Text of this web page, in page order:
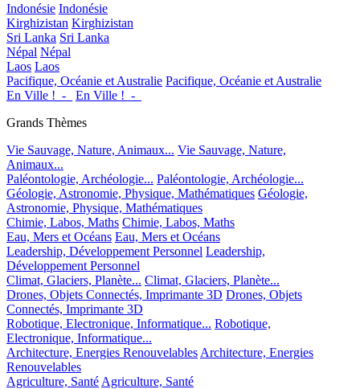
Indonésie Indonésie
Kirghizistan Kirghizistan
Sri Lanka Sri Lanka
Népal Népal
Laos Laos
Pacifique, Océanie et Australie Pacifique, Océanie et Australie
En Ville !_-_
En Ville !_-_
Grands Thèmes
Vie Sauvage, Nature, Animaux... Vie Sauvage, Nature,
Animaux...
Paléontologie, Archéologie... Paléontologie, Archéologie...
Géologie, Astronomie, Physique, Mathématiques Géologie,
Astronomie, Physique, Mathématiques
Chimie, Labos, Maths Chimie, Labos, Maths
Eau, Mers et Océans Eau, Mers et Océans
Leadership, Développement Personnel Leadership,
Développement Personnel
Climat, Glaciers, Planète... Climat, Glaciers, Planète...
Drones, Objets Connectés, Imprimante 3D Drones, Objets
Connectés, Imprimante 3D
Robotique, Electronique, Informatique... Robotique,
Electronique, Informatique...
Architecture, Energies Renouvelables Architecture, Energies
Renouvelables
Agriculture, Santé Agriculture, Santé